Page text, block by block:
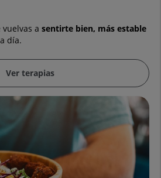
a sentirte bien, más estable
día.
Ver terapias